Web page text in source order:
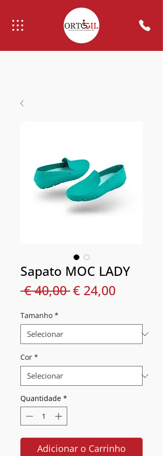
Sapato MOC LADY
€ 40,00 Preço
€ 24,00
Tamanho *
Cor *
Quantidade *
Adicionar o Carrinho